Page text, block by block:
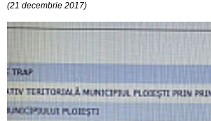
(21 decembrie 2017)